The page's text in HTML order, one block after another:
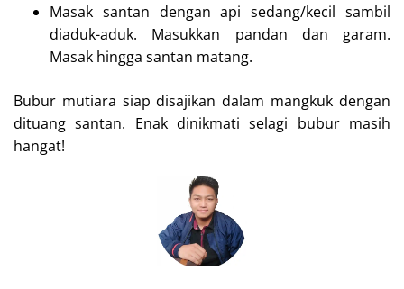
Masak santan dengan api sedang/kecil sambil
diaduk-aduk. Masukkan pandan dan garam.
Masak hingga santan matang.
Bubur mutiara siap disajikan dalam mangkuk dengan
dituang santan. Enak dinikmati selagi bubur masih
hangat!